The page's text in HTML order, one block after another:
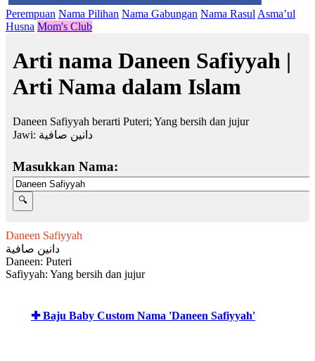
Perempuan Nama Pilihan Nama Gabungan Nama Rasul Asma’ul
Husna Mom's Club
Arti nama Daneen Safiyyah |
Arti Nama dalam Islam
Daneen Safiyyah berarti Puteri; Yang bersih dan jujur
Jawi: دانين صافية
Masukkan Nama:
Daneen Safiyyah
دانين صافية
Daneen: Puteri
Safiyyah: Yang bersih dan jujur
✚ Baju Baby Custom Nama 'Daneen Safiyyah'